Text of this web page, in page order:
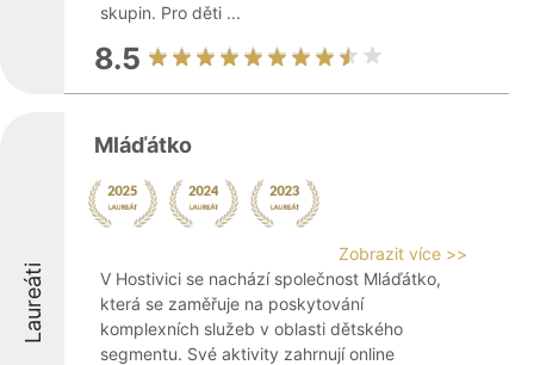
skupin. Pro děti ...
8.5
Laureáti
Mláďátko
Zobrazit více >>
V Hostivici se nachází společnost Mláďátko,
která se zaměřuje na poskytování
komplexních služeb v oblasti dětského
segmentu. Své aktivity zahrnují online